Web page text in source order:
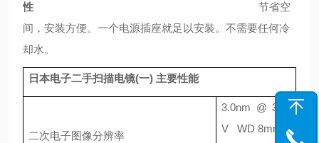
性 节省空
间，安装方便。一个电源插座就足以安装。不需要任何冷
却水。
日本电子二手扫描电镜(一) 主要性能
二次电子图像分辨率
3.0nm @ 30K
V WD 8mm